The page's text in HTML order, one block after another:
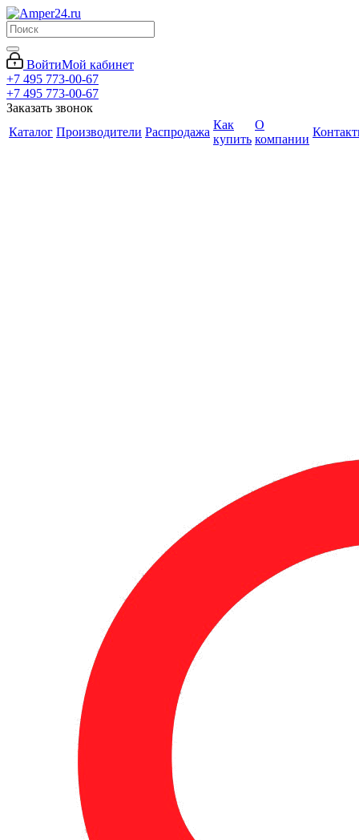
ВойтиМой кабинет
+7 495 773-00-67
+7 495 773-00-67
Заказать звонок
Каталог Производители Распродажа
Как
купить
О
компании